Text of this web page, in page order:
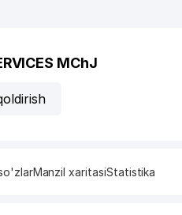
MChJ
Manzil xaritasiStatistika